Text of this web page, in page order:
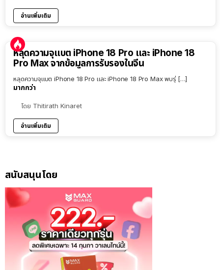
อ่านเพิ่มเติม
หลุดความจุแบต iPhone 18 Pro และ iPhone 18
Pro Max จากข้อมูลการรับรองในจีน
หลุดความจุแบต iPhone 18 Pro และ iPhone 18 Pro Max พบรุ่ […]
มากกว่า
โดย Thitirath Kinaret
อ่านเพิ่มเติม
สนับสนุนโดย